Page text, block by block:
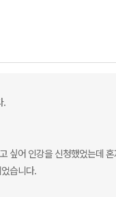
.
싶어 인강을 신청했었는데
습니다.